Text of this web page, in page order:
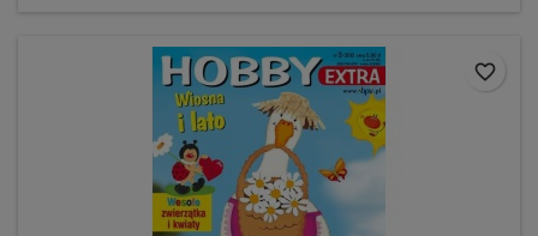
favorite_border